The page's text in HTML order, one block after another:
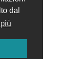
dal